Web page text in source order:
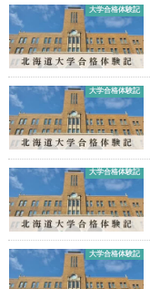
▶
▶
大学合格体験記
大学合格体験記
大学合格体験記
大学合格体験記